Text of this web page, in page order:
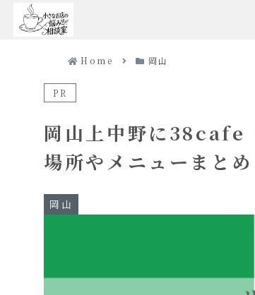
Home 岡山
PR
岡山上中野に38cafe
場所やメニューまとめ
岡山